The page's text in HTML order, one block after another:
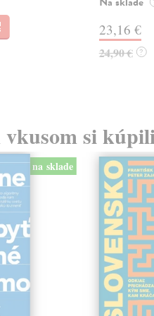
23,16 €
24,90 € ?
si
na sklade